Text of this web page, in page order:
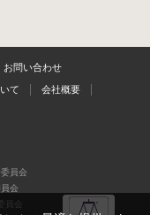
お問い合わせ
て 会社概要
員会
会
会